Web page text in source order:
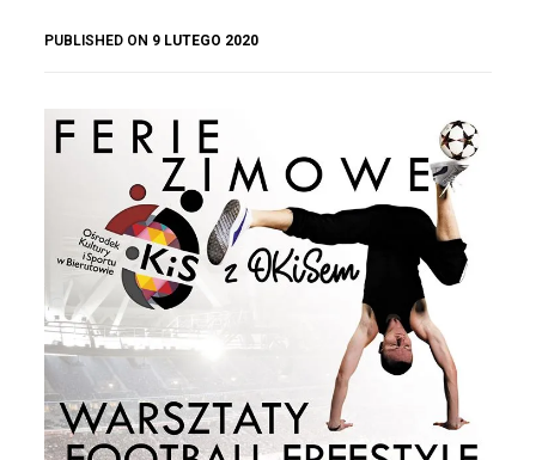
PUBLISHED ON 9 LUTEGO 2020